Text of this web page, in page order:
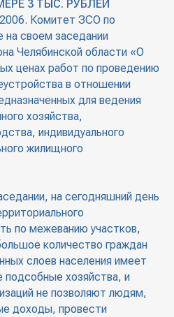
3 ТЫС. РУБЛЕЙ
Комитет ЗСО по
на своем заседании
Челябинской области «О
ценах работ по проведению
в отношении
для ведения
хозяйства,
индивидуального
жилищного
на сегодняшний день
по межеванию участков,
количество граждан
слоев населения имеет
хозяйства, и
не позволяют людям,
доходы, провести